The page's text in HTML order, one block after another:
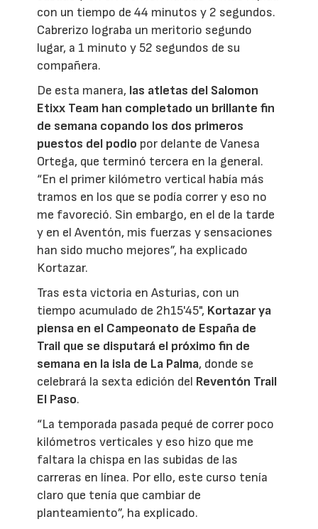
con un tiempo de 44 minutos y 2 segundos.
Cabrerizo lograba un meritorio segundo
lugar, a 1 minuto y 52 segundos de su
compañera.
De esta manera, las atletas del Salomon
Etixx Team han completado un brillante fin
de semana copando los dos primeros
puestos del podio por delante de Vanesa
Ortega, que terminó tercera en la general.
“En el primer kilómetro vertical había más
tramos en los que se podía correr y eso no
me favoreció. Sin embargo, en el de la tarde
y en el Aventón, mis fuerzas y sensaciones
han sido mucho mejores”, ha explicado
Kortazar.
Tras esta victoria en Asturias, con un
tiempo acumulado de 2h15'45", Kortazar ya
piensa en el Campeonato de España de
Trail que se disputará el próximo fin de
semana en la isla de La Palma, donde se
celebrará la sexta edición del Reventón Trail
El Paso.
“La temporada pasada pequé de correr poco
kilómetros verticales y eso hizo que me
faltara la chispa en las subidas de las
carreras en línea. Por ello, este curso tenía
claro que tenía que cambiar de
planteamiento”, ha explicado.